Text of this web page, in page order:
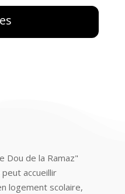
Dou de la Ramaz"
accueillir
logement scolaire,